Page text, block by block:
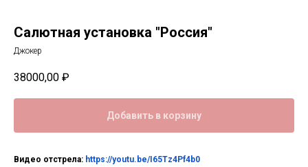
Салютная установка "Россия"
Джокер
38000,00 ₽
Добавить в корзину
Видео отстрела: https://youtu.be/I65Tz4Pf4b0